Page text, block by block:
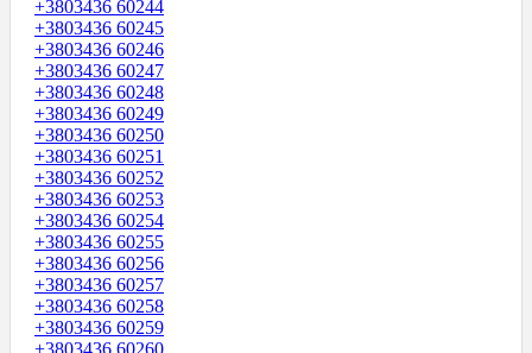
+3803436 60244
+3803436 60245
+3803436 60246
+3803436 60247
+3803436 60248
+3803436 60249
+3803436 60250
+3803436 60251
+3803436 60252
+3803436 60253
+3803436 60254
+3803436 60255
+3803436 60256
+3803436 60257
+3803436 60258
+3803436 60259
+3803436 60260